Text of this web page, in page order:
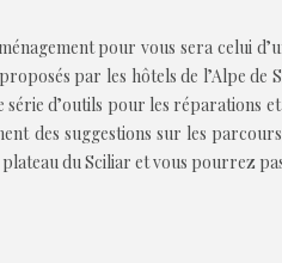
pour vous sera
par les hôtels de l’Alpe
d’outils pour les réparations
suggestions sur les
du Sciliar et vous pourrez